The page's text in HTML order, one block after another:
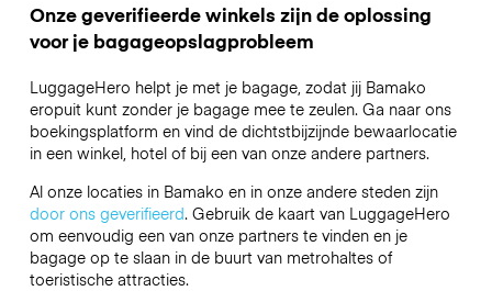
Onze geverifieerde winkels zijn de oplossing
voor je bagageopslagprobleem
LuggageHero helpt je met je bagage, zodat jij Bamako
eropuit kunt zonder je bagage mee te zeulen. Ga naar ons
boekingsplatform en vind de dichtstbijzijnde bewaarlocatie
in een winkel, hotel of bij een van onze andere partners.
Al onze locaties in Bamako en in onze andere steden zijn
door ons geverifieerd. Gebruik de kaart van LuggageHero
om eenvoudig een van onze partners te vinden en je
bagage op te slaan in de buurt van metrohaltes of
toeristische attracties.